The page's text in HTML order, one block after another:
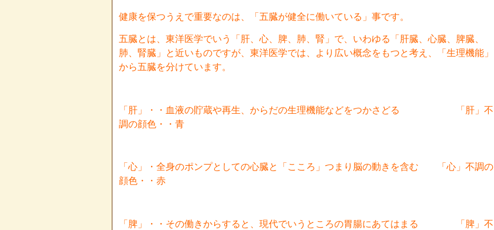
健康を保つうえで重要なのは、「五臓が健全に働いている」事です。
五臓とは、東洋医学でいう「肝、心、脾、肺、腎」で、いわゆる「肝臓、心臓、脾臓、
肺、腎臓」と近いものですが、東洋医学では、より広い概念をもつと考え、「生理機能」
から五臓を分けています。
「肝」・・血液の貯蔵や再生、からだの生理機能などをつかさどる
「肝」不
調の顔色・・青
「心」・全身のポンプとしての心臓と「こころ」つまり脳の動きを含む 「心」不調の
顔色・・赤
「脾」・・その働きからすると、現代でいうところの胃腸にあてはまる 「脾」不